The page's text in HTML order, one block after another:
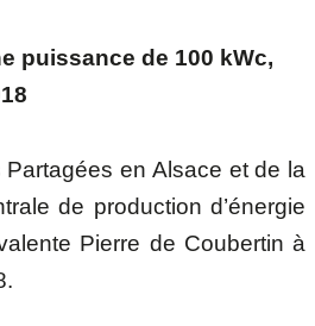
puissance de 100 kWc,
Partagées en Alsace et de la
de production d’énergie
Pierre de Coubertin à